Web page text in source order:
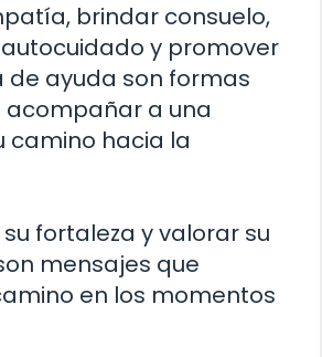
brindar consuelo,
y promover
de ayuda son formas
acompañar a una
camino hacia la
fortaleza y valorar su
mensajes que
en los momentos